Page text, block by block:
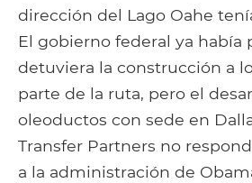
dirección del Lago Oahe
El gobierno federal ya había
detuviera la construcción a
parte de la ruta, pero el
oleoductos con sede en
Transfer Partners no
a la administración de